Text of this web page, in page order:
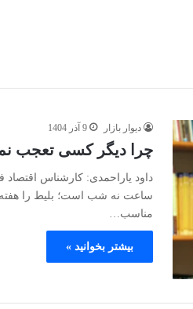
دیوار بازار 9 آذر 1404
چرا دیگر کسی تعجب
داود یاراحمدی: کارشناس اقتصاد
ساعت نه شب است؛ بلیط را هفته
مناسب…
بیشتر بخوانید »